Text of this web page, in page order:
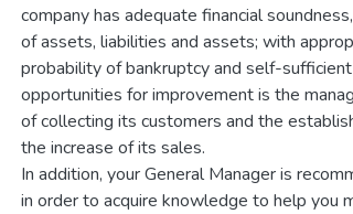
company has adequate financial
of assets, liabilities and assets; with
probability of bankruptcy and self-
opportunities for improvement is the
of collecting its customers and the
the increase of its sales.
In addition, your General Manager is
in order to acquire knowledge to help you